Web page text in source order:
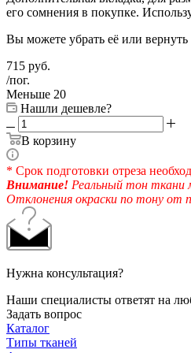
его сомнения в покупке.
Вы можете убрать её или
715 руб.
/пог.
Меньше 20
Нашли дешевле?
В корзину
* Срок подготовки отреза
Внимание! Реальный тон ткани
Отклонения окраски по тону от
Нужна консультация?
Наши специалисты ответят на
Задать вопрос
Каталог
Типы тканей